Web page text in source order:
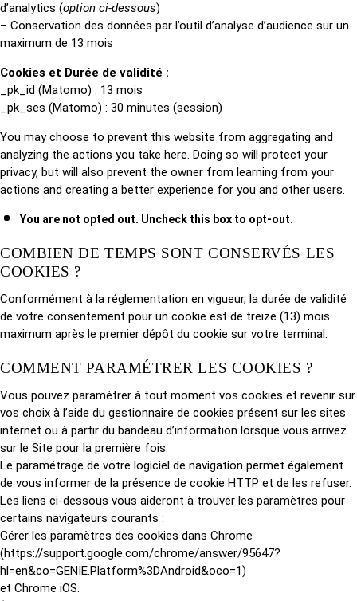
d’analytics (option ci-dessous)
– Conservation des données par l’outil d’analyse d’audience sur un
maximum de 13 mois
Cookies et Durée de validité :
_pk_id (Matomo) : 13 mois
_pk_ses (Matomo) : 30 minutes (session)
You may choose to prevent this website from aggregating and
analyzing the actions you take here. Doing so will protect your
privacy, but will also prevent the owner from learning from your
actions and creating a better experience for you and other users.
You are not opted out. Uncheck this box to opt-out.
COMBIEN DE TEMPS SONT CONSERVÉS LES
COOKIES ?
Conformément à la réglementation en vigueur, la durée de validité
de votre consentement pour un cookie est de treize (13) mois
maximum après le premier dépôt du cookie sur votre terminal.
COMMENT PARAMÉTRER LES COOKIES ?
Vous pouvez paramétrer à tout moment vos cookies et revenir sur
vos choix à l’aide du gestionnaire de cookies présent sur les sites
internet ou à partir du bandeau d’information lorsque vous arrivez
sur le Site pour la première fois.
Le paramétrage de votre logiciel de navigation permet également
de vous informer de la présence de cookie HTTP et de les refuser.
Les liens ci-dessous vous aideront à trouver les paramètres pour
certains navigateurs courants :
Gérer les paramètres des cookies dans Chrome
(https://support.google.com/chrome/answer/95647?
hl=en&co=GENIE.Platform%3DAndroid&oco=1)
et Chrome iOS.